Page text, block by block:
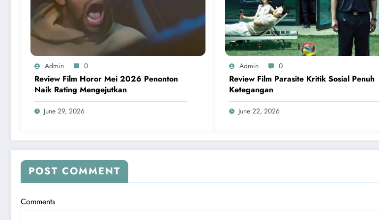
Admin 0
Review Film Horor Mei 2026 Penonton
Naik Rating Mengejutkan
June 29, 2026
Admin 0
Review Film Parasite Kritik Sosial Penuh
Ketegangan
June 22, 2026
POST COMMENT
Comments